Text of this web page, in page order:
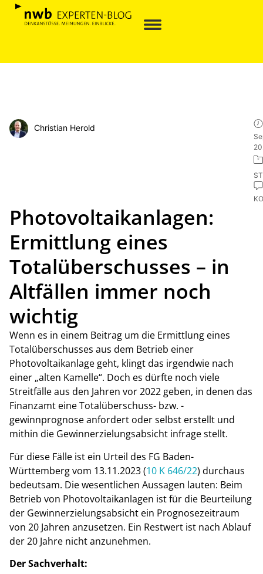
Christian Herold
Photovoltaikanlagen:
Ermittlung eines
Totalüberschusses – in
Altfällen immer noch
wichtig
Wenn es in einem Beitrag um die Ermittlung eines
Totalüberschusses aus dem Betrieb einer
Photovoltaikanlage geht, klingt das irgendwie nach
einer „alten Kamelle“. Doch es dürfte noch viele
Streitfälle aus den Jahren vor 2022 geben, in denen das
Finanzamt eine Totalüberschuss- bzw. -
gewinnprognose anfordert oder selbst erstellt und
mithin die Gewinnerzielungsabsicht infrage stellt.
Für diese Fälle ist ein Urteil des FG Baden-
Württemberg vom 13.11.2023 (10 K 646/22) durchaus
bedeutsam. Die wesentlichen Aussagen lauten: Beim
Betrieb von Photovoltaikanlagen ist für die Beurteilung
der Gewinnerzielungsabsicht ein Prognosezeitraum
von 20 Jahren anzusetzen. Ein Restwert ist nach Ablauf
der 20 Jahre nicht anzunehmen.
Der Sachverhalt: